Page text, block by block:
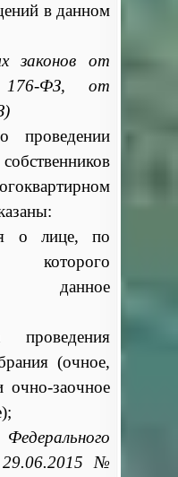
в данном
законов от
ФЗ, от
о лице, по
которого
данное
(очное,
очно-заочное
№